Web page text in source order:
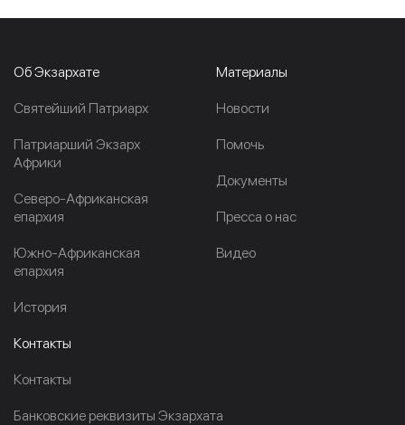
Об Экзархате
Cвятейший Патриарх
Патриарший Экзарх
Африки
Северо-Африканская
епархия
Южно-Африканская
епархия
История
Материалы
Новости
Помочь
Документы
Пресса о нас
Видео
Контакты
Контакты
Банковские реквизиты Экзархата